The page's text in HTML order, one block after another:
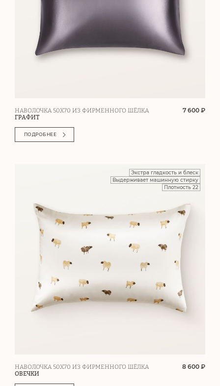
НАВОЛОЧКА 50Х70 ИЗ ФИРМЕННОГО ШЁЛКА
ГРАФИТ
7 600 ₽
ПОДРОБНЕЕ
Экстра гладкость и блеск
Выдерживает машинную стирку
Плотность 22
НАВОЛОЧКА 50Х70 ИЗ ФИРМЕННОГО ШЁЛКА
ОВЕЧКИ
8 600 ₽